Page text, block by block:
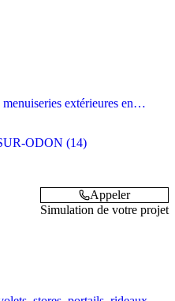
extérieures en
ODON (14)
Appeler
Simulation de votre projet